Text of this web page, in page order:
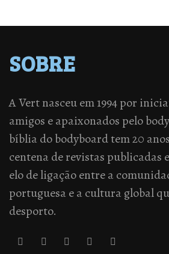
SOBRE
A Vert nasceu em 1994 por
amigos e apaixonados pelo
bíblia do bodyboard tem 20
centena de revistas publicadas
elo de ligação entre a
portuguesa e a cultura global
desporto.